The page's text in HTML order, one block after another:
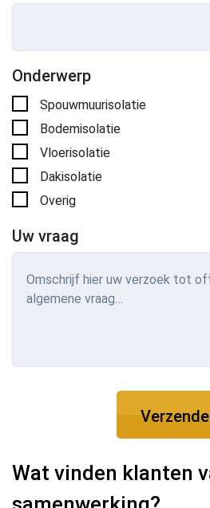
Onderwerp
Spouwmuurisolatie
Bodemisolatie
Vloerisolatie
Dakisolatie
Overig
Uw vraag
Wat vinden klanten